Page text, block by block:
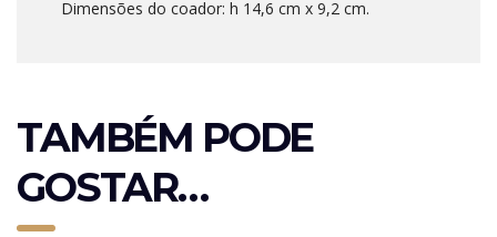
Dimensões do coador: h 14,6 cm x 9,2 cm.
TAMBÉM PODE
GOSTAR…